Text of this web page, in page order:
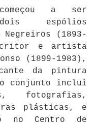
a ser
espólios
Negreiros (1893-
e artista
(1899-1983),
da pintura
conjunto inclui
fotografias,
plásticas, e
no Centro de